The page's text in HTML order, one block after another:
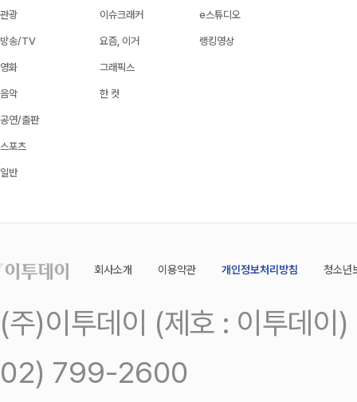
관광
방송/TV
영화
음악
공연/출판
스포츠
일반
이슈크래커
요즘, 이거
그래픽스
한 컷
e스튜디오
랭킹영상
회사소개 이용약관 개인정보처리방침 청소년
(주)이투데이 (제호 : 이투데
02) 799-2600